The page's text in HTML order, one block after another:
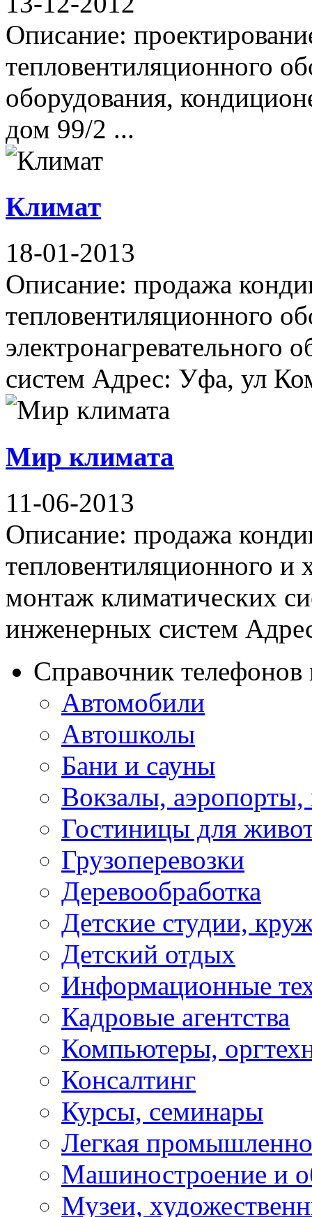
Описание:
тепловентиляционного
оборудования,
дом 99/2 ...
Климат
18-01-2013
Описание: продажа
тепловентиляционного
электронагревательного
систем Адрес: Уфа, ул
Мир климата
11-06-2013
Описание: продажа
тепловентиляционного и
монтаж климатических
инженерных систем
Справочник
Автомобили
Автошколы
Бани и сауны
Вокзалы,
Гостиницы для
Грузоперевозки
Деревообработка
Детские студии,
Детский отдых
Информационные
Кадровые агентства
Компьютеры,
Консалтинг
Курсы, семинары
Легкая
Машиностроение и
Музеи,